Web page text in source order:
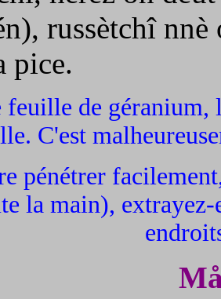
russètchî
pice.
feuille de
C'est
pénétrer
la main),